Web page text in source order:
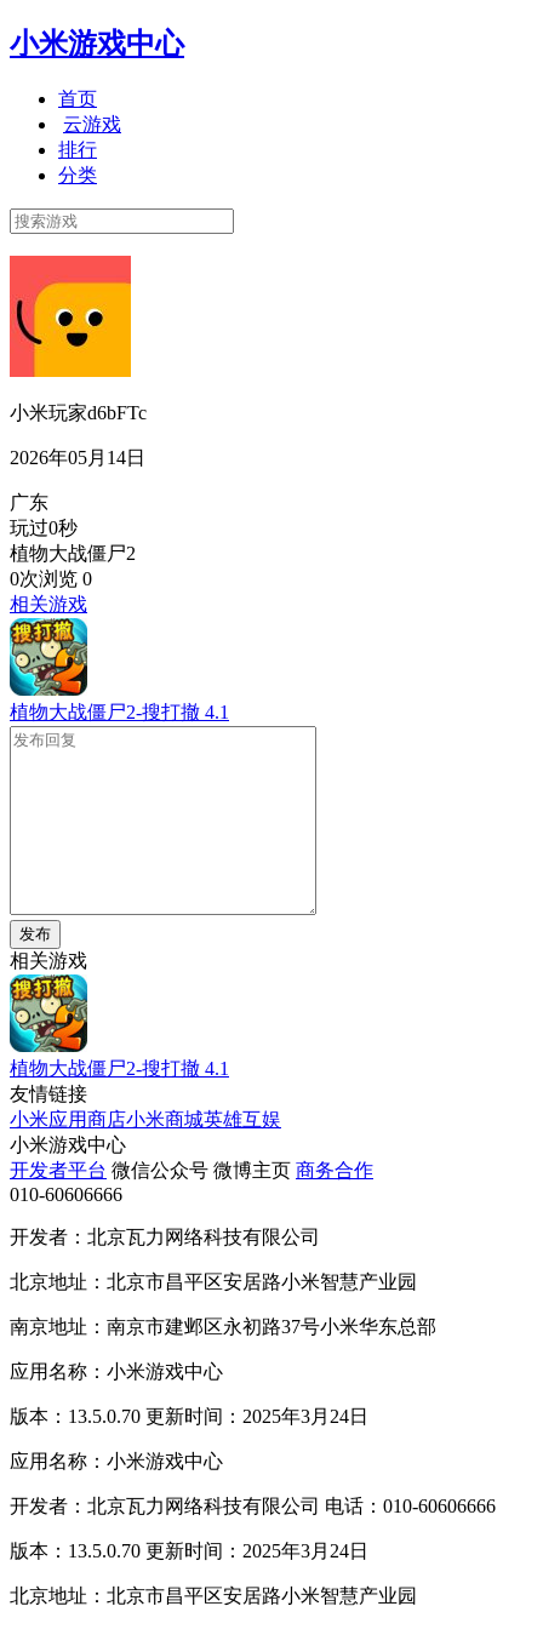
小米游戏中心
首页
云游戏
排行
分类
小米玩家d6bFTc
2026年05月14日
广东
玩过0秒
植物大战僵尸2
0次浏览 0
相关游戏
植物大战僵尸2-搜打撤 4.1
发布
相关游戏
植物大战僵尸2-搜打撤 4.1
友情链接
小米应用商店小米商城英雄互娱
小米游戏中心
开发者平台 微信公众号 微博主页 商务合作
010-60606666
开发者：北京瓦力网络科技有限公司
北京地址：北京市昌平区安居路小米智慧产业园
南京地址：南京市建邺区永初路37号小米华东总部
应用名称：小米游戏中心
版本：13.5.0.70 更新时间：2025年3月24日
应用名称：小米游戏中心
开发者：北京瓦力网络科技有限公司 电话：010-60606666
版本：13.5.0.70 更新时间：2025年3月24日
北京地址：北京市昌平区安居路小米智慧产业园